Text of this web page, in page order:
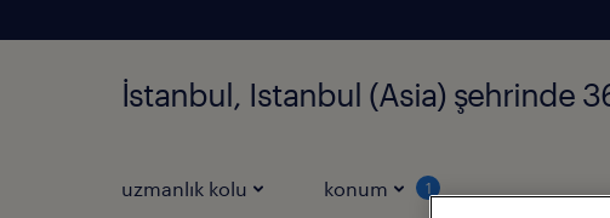
İstanbul, Istanbul (Asia) şehrinde
uzmanlık kolu konum 1